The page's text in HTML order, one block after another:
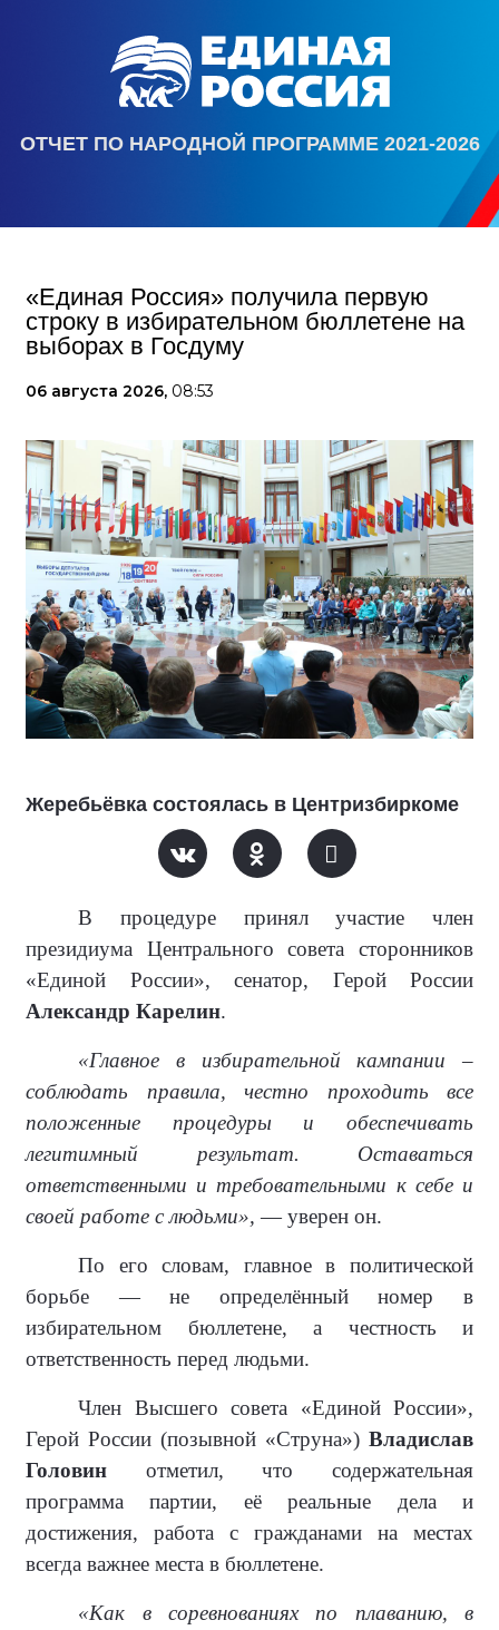
ОТЧЕТ ПО НАРОДНОЙ ПРОГРАММЕ 2021-2026
«Единая Россия» получила первую
строку в избирательном бюллетене на
выборах в Госдуму
06 августа 2026, 08:53
Жеребьёвка состоялась в Центризбиркоме
В процедуре принял участие член
президиума Центрального совета сторонников
«Единой России», сенатор, Герой России
Александр Карелин.
«Главное в избирательной кампании –
соблюдать правила, честно проходить все
положенные процедуры и обеспечивать
легитимный результат. Оставаться
ответственными и требовательными к себе и
своей работе с людьми», — уверен он.
По его словам, главное в политической
борьбе — не определённый номер в
избирательном бюллетене, а честность и
ответственность перед людьми.
Член Высшего совета «Единой России»,
Герой России (позывной «Струна») Владислав
Головин отметил, что содержательная
программа партии, её реальные дела и
достижения, работа с гражданами на местах
всегда важнее места в бюллетене.
«Как в соревнованиях по плаванию, в